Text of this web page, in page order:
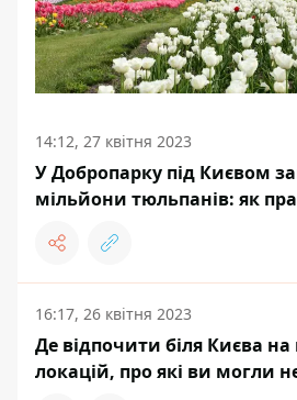
14:12, 27 квітня 2023
У Добропарку під Києвом
мільйони тюльпанів: як
16:17, 26 квітня 2023
Де відпочити біля Києва на
локацій, про які ви могли